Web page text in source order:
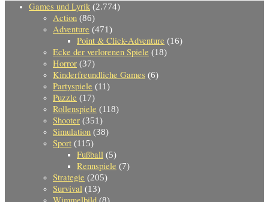
Games und Lyrik (2.774)
Action (86)
Adventure (471)
Point & Click-Adventure (16)
Ecke der verlorenen Spiele (18)
Horror (37)
Kinderfreundliche Games (6)
Partyspiele (11)
Puzzle (17)
Rollenspiele (118)
Shooter (351)
Simulation (38)
Sport (115)
Fußball (5)
Rennspiele (7)
Strategie (205)
Survival (13)